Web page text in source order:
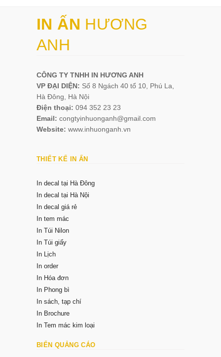
IN ẤN HƯƠNG
ANH
CÔNG TY TNHH IN HƯƠNG ANH
VP ĐẠI DIỆN: Số 8 Ngách 40 tổ 10, Phú La,
Hà Đông, Hà Nội
Điện thoại: 094 352 23 23
Email: congtyinhuonganh@gmail.com
Website: www.inhuonganh.vn
THIẾT KẾ IN ẤN
In decal tại Hà Đông
In decal tại Hà Nội
In decal giá rẻ
In tem mác
In Túi Nilon
In Túi giấy
In Lịch
In order
In Hóa đơn
In Phong bì
In sách, tạp chí
In Brochure
In Tem mác kim loại
BIỂN QUẢNG CÁO